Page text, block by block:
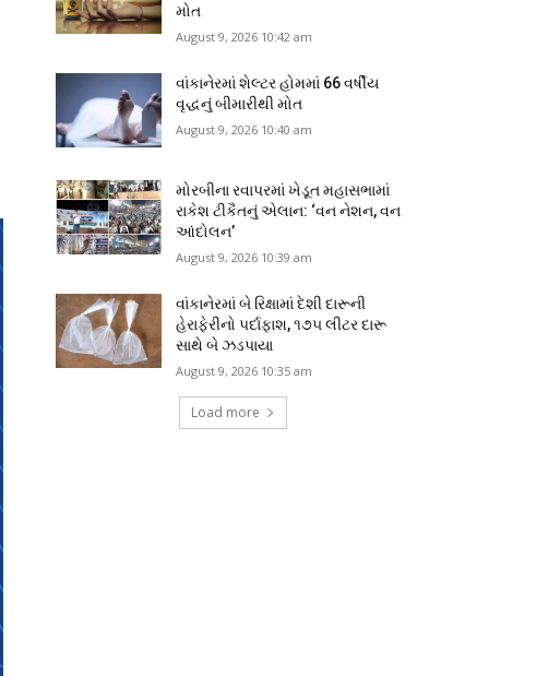
મોત
August 9, 2026 10:42 am
વાંકાનેરમાં શેલ્ટર હોમમાં 66 વર્ષીય
વૃદ્ધનું બીમારીથી મોત
August 9, 2026 10:40 am
મોરબીના રવાપરમાં ખેડૂત મહાસભામાં
રાકેશ ટીકૈતનું એલાન: ‘વન નેશન, વન
આંદોલન’
August 9, 2026 10:39 am
વાંકાનેરમાં બે રિક્ષામાં દેશી દારૂની
હેરાફેરીનો પર્દાફાશ, ૧૭૫ લીટર દારૂ
સાથે બે ઝડપાયા
August 9, 2026 10:35 am
Load more